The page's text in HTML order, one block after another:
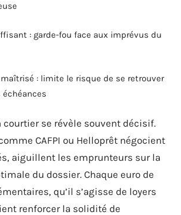
: garde-fou face aux imprévus du
: limite le risque de se retrouver
courtier se révèle souvent décisif.
CAFPI ou Helloprêt négocient
aiguillent les emprunteurs sur la
du dossier. Chaque euro de
qu’il s’agisse de loyers
renforcer la solidité de